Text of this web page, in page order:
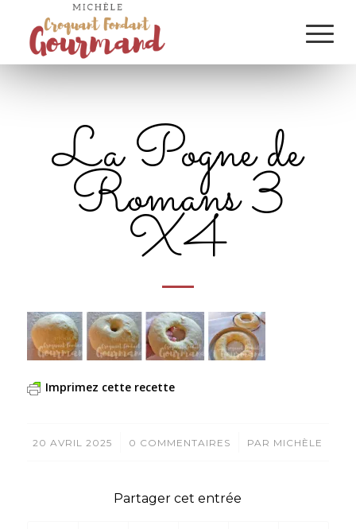
La Pogne de
Romans 3
X4
Imprimez cette recette
20 AVRIL 2025
/ 0 COMMENTAIRES
/ PAR MICHÈLE
Partager cet entrée